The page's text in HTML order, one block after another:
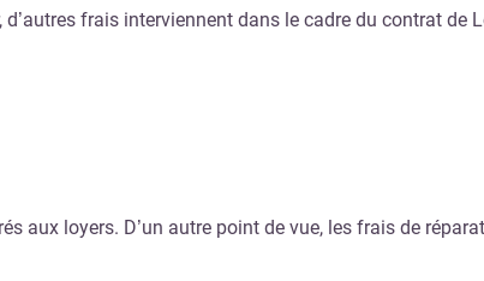
frais interviennent dans le cadre du contrat de
aux loyers. D’un autre point de vue, les frais de